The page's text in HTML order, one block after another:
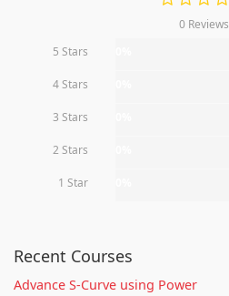
0 Reviews
5 Stars
4 Stars
3 Stars
2 Stars
1 Star
Recent Courses
Advance S-Curve using Power